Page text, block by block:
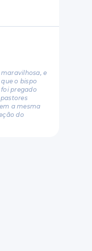
e
o bispo
pregado
a mesma
do